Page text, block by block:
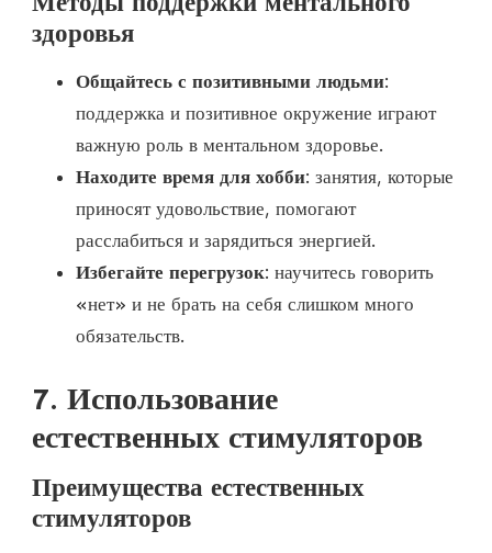
здоровья
Общайтесь с позитивными людьми:
поддержка и позитивное окружение играют
важную роль в ментальном здоровье.
Находите время для хобби: занятия, которые
приносят удовольствие, помогают
расслабиться и зарядиться энергией.
Избегайте перегрузок: научитесь говорить
«нет» и не брать на себя слишком много
обязательств.
7. Использование
естественных стимуляторов
Преимущества естественных
стимуляторов